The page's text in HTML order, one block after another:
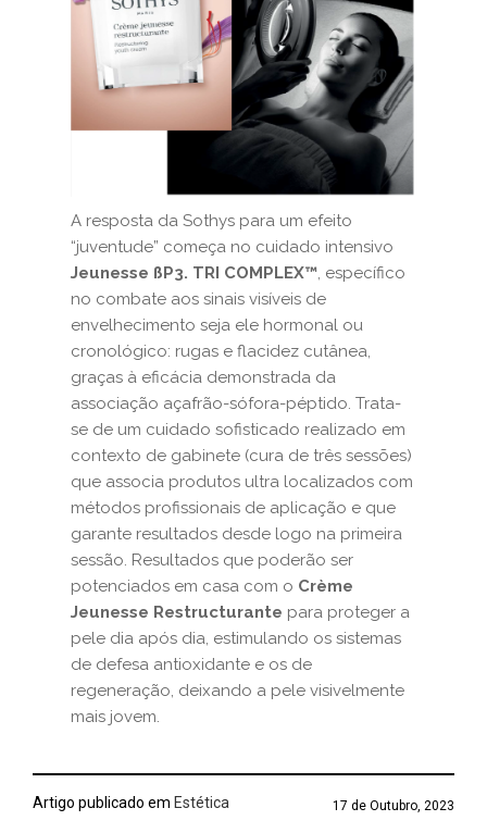
A resposta da Sothys para um efeito
“juventude” começa no cuidado intensivo
Jeunesse ßP3. TRI COMPLEX™, específico
no combate aos sinais visíveis de
envelhecimento seja ele hormonal ou
cronológico: rugas e flacidez cutânea,
graças à eficácia demonstrada da
associação açafrão-sófora-péptido. Trata-
se de um cuidado sofisticado realizado em
contexto de gabinete (cura de três sessões)
que associa produtos ultra localizados com
métodos profissionais de aplicação e que
garante resultados desde logo na primeira
sessão. Resultados que poderão ser
potenciados em casa com o Crème
Jeunesse Restructurante para proteger a
pele dia após dia, estimulando os sistemas
de defesa antioxidante e os de
regeneração, deixando a pele visivelmente
mais jovem.
Artigo publicado em Estética 17 de Outubro, 2023